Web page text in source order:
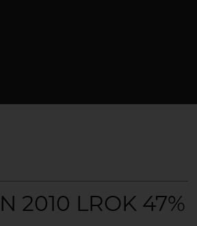
2010 LROK 47%